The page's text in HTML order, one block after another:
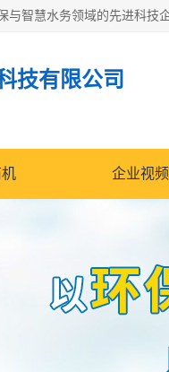
技有限公司
企业视频